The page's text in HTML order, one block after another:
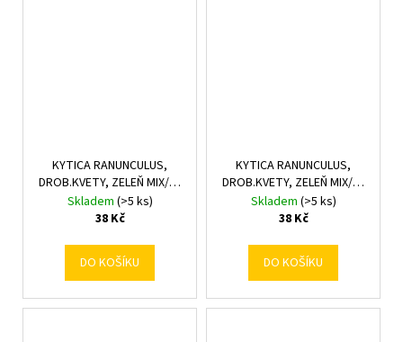
KYTICA RANUNCULUS,
DROB.KVETY, ZELEŇ MIX/3F
30CM
Skladem (>5 ks)
38 Kč
DO KOŠÍKU
KYTICA RANUNCULUS,
DROB.KVETY, ZELEŇ MIX/3F
30CM
Skladem (>5 ks)
38 Kč
DO KOŠÍKU